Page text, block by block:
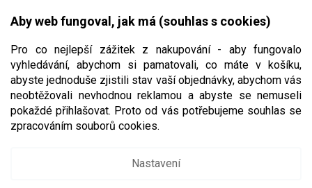
Aby web fungoval, jak má (souhlas s cookies)
Pro co nejlepší zážitek z nakupování - aby fungovalo
vyhledávání, abychom si pamatovali, co máte v košíku,
abyste jednoduše zjistili stav vaší objednávky, abychom vás
neobtěžovali nevhodnou reklamou a abyste se nemuseli
pokaždé přihlašovat. Proto od vás potřebujeme souhlas se
zpracováním souborů cookies.
Nastavení
CZK
NÁKUPNÍ
HOKEJOVÁ BRANKA WINNWELL 72"SÍŤ
NA TKANIČKU, TYČE 3,8 CM